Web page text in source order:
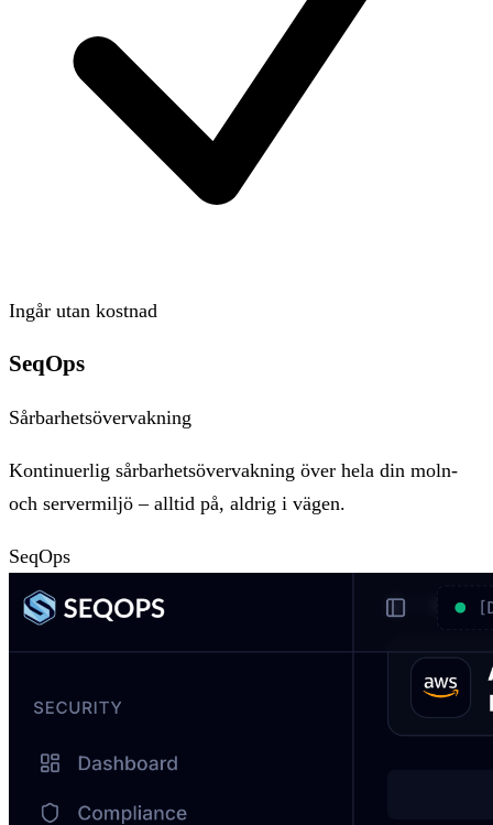
Ingår utan kostnad
SeqOps
Sårbarhetsövervakning
Kontinuerlig sårbarhetsövervakning över hela din moln-
och servermiljö – alltid på, aldrig i vägen.
SeqOps